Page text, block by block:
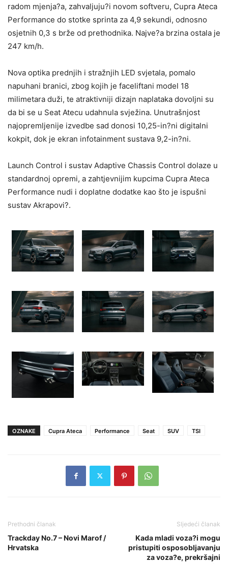
radom mjenja?a, zahvaljuju?i novom softveru, Cupra Ateca
Performance do stotke sprinta za 4,9 sekundi, odnosno
osjetnih 0,3 s brže od prethodnika. Najve?a brzina ostala je
247 km/h.
Nova optika prednjih i stražnjih LED svjetala, pomalo
napuhani branici, zbog kojih je faceliftani model 18
milimetara duži, te atraktivniji dizajn naplataka dovoljni su
da bi se u Seat Atecu udahnula svježina. Unutrašnjost
najopremljenije izvedbe sad donosi 10,25-in?ni digitalni
kokpit, dok je ekran infotainment sustava 9,2-in?ni.
Launch Control i sustav Adaptive Chassis Control dolaze u
standardnoj opremi, a zahtjevnijim kupcima Cupra Ateca
Performance nudi i doplatne dodatke kao što je ispušni
sustav Akrapovi?.
OZNAKE Cupra Ateca Performance Seat SUV TSI
Prethodni članak
Trackday No.7 – Novi Marof /
Hrvatska
Sljedeći članak
Kada mladi voza?i mogu
pristupiti osposobljavanju
za voza?e, prekršajni